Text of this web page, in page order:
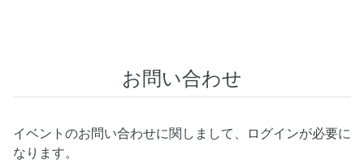
お問い合わせ
イベントのお問い合わせに関しまして、ログインが必要に
なります。